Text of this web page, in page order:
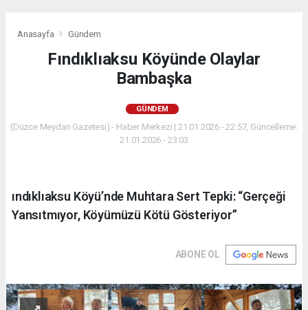
Anasayfa Gündem
Fındıklıaksu Köyünde Olaylar
Bambaşka
GÜNDEM
(Düzce Meydan Gazetesi) - Haber Merkezi | 21.01.2026 - 22:57, Güncelleme:
21.01.2026 - 23:03
ındıklıaksu Köyü’nde Muhtara Sert Tepki: “Gerçeği
Yansıtmıyor, Köyümüzü Kötü Gösteriyor”
ABONE OL